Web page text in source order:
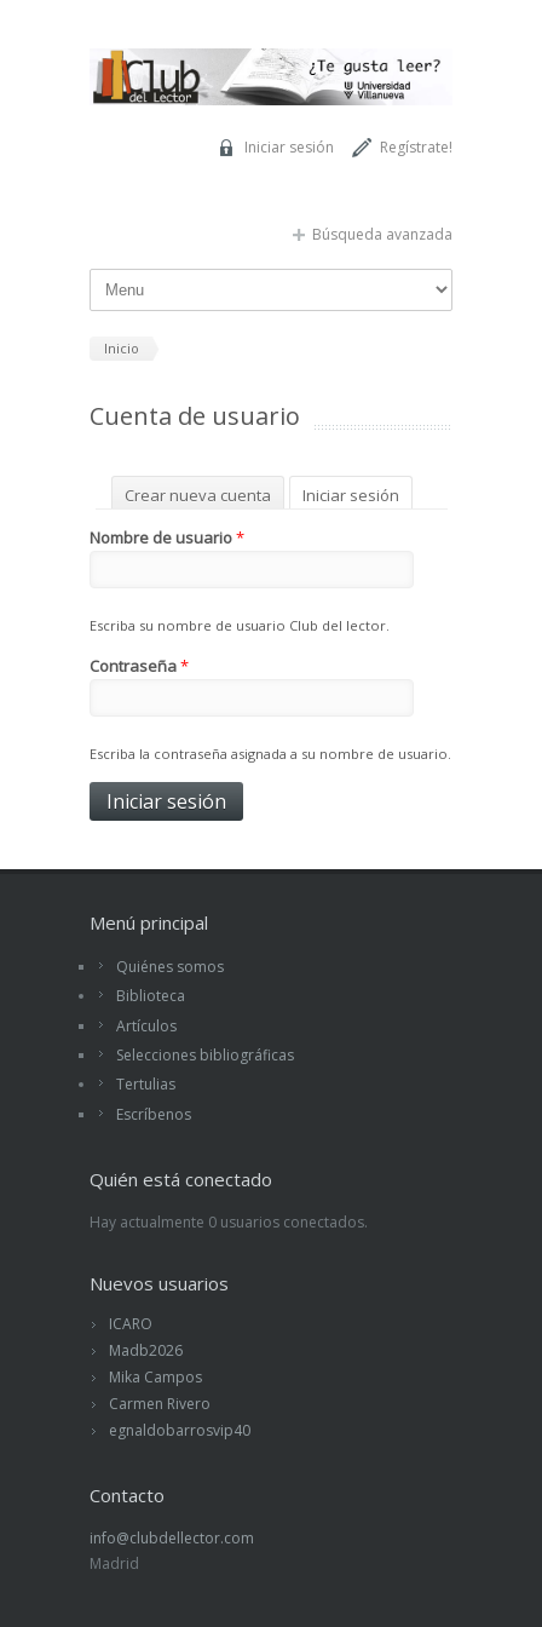
Regístrate!
Iniciar sesión
Búsqueda avanzada
Inicio
Cuenta de usuario
Solapas principales
Crear nueva cuenta Iniciar sesión
Solicitar una nueva contraseña
Nombre de usuario*
Escriba su nombre de usuario Club del lector.
Contraseña*
Escriba la contraseña asignada a su nombre de usuario.
Menú principal
Quiénes somos
Biblioteca
Artículos
Selecciones bibliográficas
Tertulias
Escríbenos
Quién está conectado
Hay actualmente 0 usuarios conectados.
Nuevos usuarios
ICARO
Madb2026
Mika Campos
Carmen Rivero
egnaldobarrosvip40
Contacto
info@clubdellector.com
Madrid